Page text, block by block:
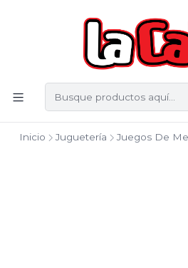
Inicio Juguetería Juegos De